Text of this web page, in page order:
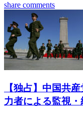
share comments
【独占】中国共
力者による監視